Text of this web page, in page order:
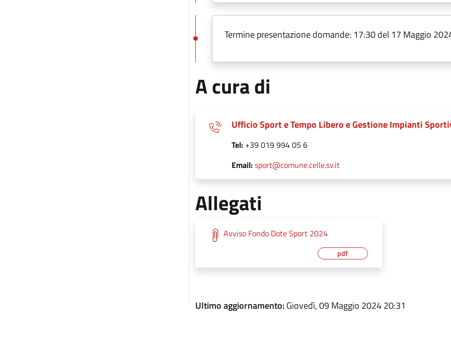
Termine presentazione domande: 17:30 del 17 Maggio
A cura di
Ufficio Sport e Tempo Libero e Gestione Impianti
Tel: +39 019 994 05 6
Email:sport@comune.celle.sv.it
Allegati
Avviso Fondo Dote Sport 2024
pdf
Ultimo aggiornamento:Giovedì, 09 Maggio 2024 20:31